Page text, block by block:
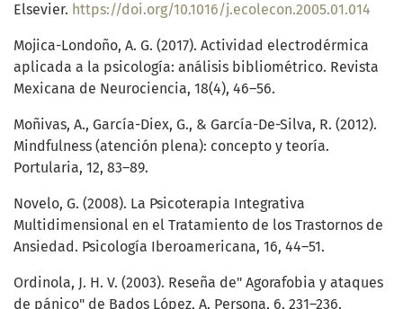
Elsevier. https://doi.org/10.1016/j.ecolecon.2005.01.014
Mojica-Londoño, A. G. (2017). Actividad electrodérmica
aplicada a la psicología: análisis bibliométrico. Revista
Mexicana de Neurociencia, 18(4), 46–56.
Moñivas, A., García-Diex, G., & García-De-Silva, R. (2012).
Mindfulness (atención plena): concepto y teoría.
Portularia, 12, 83–89.
Novelo, G. (2008). La Psicoterapia Integrativa
Multidimensional en el Tratamiento de los Trastornos de
Ansiedad. Psicología Iberoamericana, 16, 44–51.
Ordinola, J. H. V. (2003). Reseña de" Agorafobia y ataques
de pánico" de Bados López, A. Persona, 6, 231–236.